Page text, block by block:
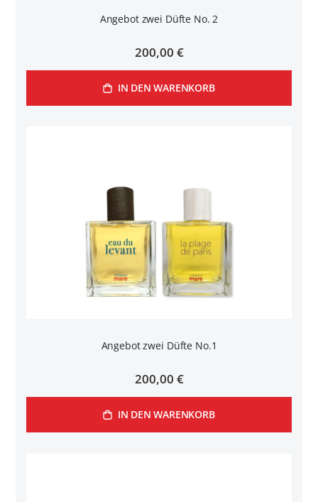
Angebot zwei Düfte No. 2
200,00 €
IN DEN WARENKORB
Angebot zwei Düfte No.1
200,00 €
IN DEN WARENKORB